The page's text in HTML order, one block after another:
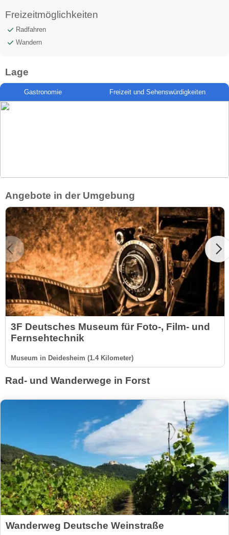
Freizeitmöglichkeiten
Radfahren
Wandern
Lage
Gastronomie Freizeit und Sehenswürdigkeiten
Angebote in der Umgebung
3F Deutsches Museum für Foto-, Film- und
Fernsehtechnik
Museum in Deidesheim (1.4 Kilometer)
Rad- und Wanderwege in Forst
Wanderweg Deutsche Weinstraße